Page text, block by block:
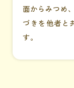
面からみつめ
づきを他者と
す。